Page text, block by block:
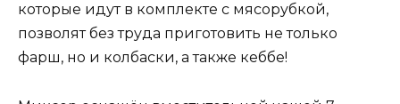
которые идут в комплекте с мясорубкой,
позволят без труда приготовить не только
фарш, но и колбаски, а также кеббе!